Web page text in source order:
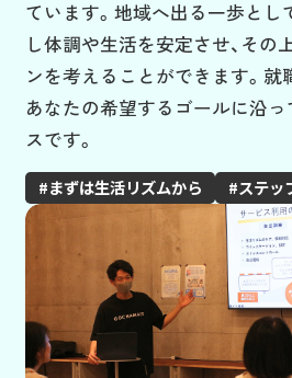
ています。地域へ出る一歩とし
し体調や生活を安定させ、その
ンを考えることができます。就
あなたの希望するゴールに沿
スです。
まずは生活リズムから ステッ